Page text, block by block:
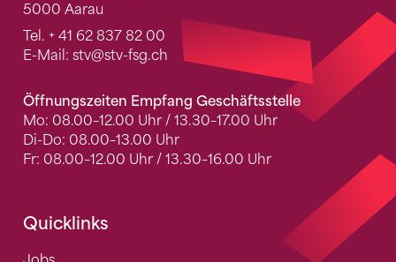
5000 Aarau
Tel. + 41 62 837 82 00
E-Mail: stv@stv-fsg.ch
Öffnungszeiten Empfang Geschäftsstelle
Mo: 08.00–12.00 Uhr / 13.30–17.00 Uhr
Di-Do: 08.00–13.00 Uhr
Fr: 08.00–12.00 Uhr / 13.30–16.00 Uhr
Quicklinks